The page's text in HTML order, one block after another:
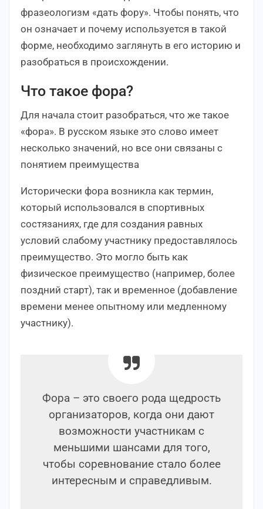
фразеологизм «дать фору». Чтобы понять, что
он означает и почему используется в такой
форме, необходимо заглянуть в его историю и
разобраться в происхождении.
Что такое фора?
Для начала стоит разобраться, что же такое
«фора». В русском языке это слово имеет
несколько значений, но все они связаны с
понятием преимущества
Исторически фора возникла как термин,
который использовался в спортивных
состязаниях, где для создания равных
условий слабому участнику предоставлялось
преимущество. Это могло быть как
физическое преимущество (например, более
поздний старт), так и временное (добавление
времени менее опытному или медленному
участнику).
Фора – это своего рода щедрость
организаторов, когда они дают
возможности участникам с
меньшими шансами для того,
чтобы соревнование стало более
интересным и справедливым.